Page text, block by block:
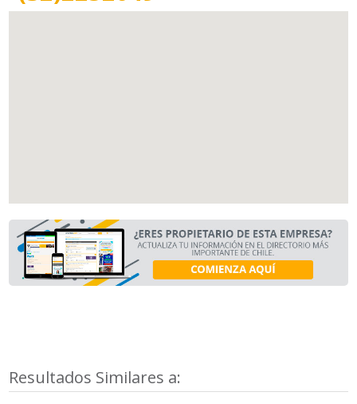
Resultados Similares a: